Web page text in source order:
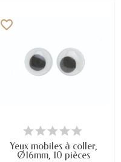
DERNIERS ARTICLES EN STOCK
favorite_border
Yeux mobiles à coller,
Ø16mm, 10 pièces